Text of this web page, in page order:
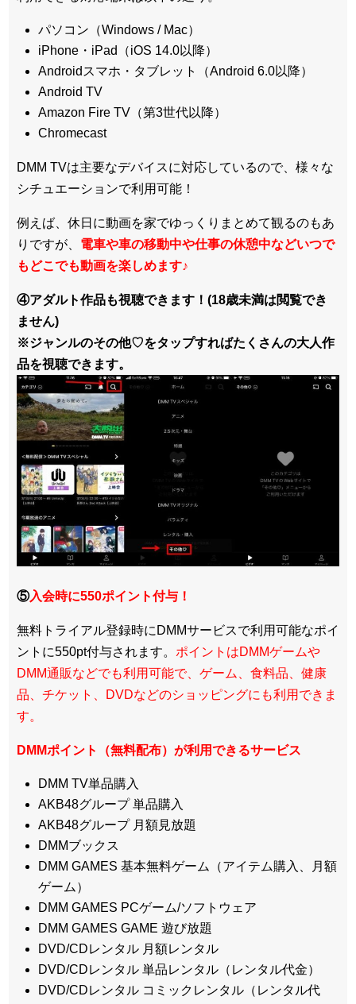
パソコン（Windows / Mac）
iPhone・iPad（iOS 14.0以降）
Androidスマホ・タブレット（Android 6.0以降）
Android TV
Amazon Fire TV（第3世代以降）
Chromecast
DMM TVは主要なデバイスに対応しているので、 様々な
シチュエーションで利用可能！
例えば、休日に動画を家でゆっくりまとめて観るのもあ
りですが、 電車や車の移動中や仕事の休憩中などいつで
もどこでも動画を楽しめます♪
④アダルト作品も視聴できます！(18歳未満は閲覧でき
ません)
※ジャンルのその他♡をタップすればたくさんの大人作
品を視聴できます。
⑤入会時に550ポイント付与！
無料トライアル登録時にDMMサービスで利用可能なポイ
ントに550pt付与されます。 ポイントはDMMゲームや
DMM通販などでも利用可能で、ゲーム、食料品、健康
品、チケット、DVDなどのショッピングにも利用できま
す。
DMMポイント（無料配布）が利用できるサービス
DMM TV単品購入
AKB48グループ 単品購入
AKB48グループ 月額見放題
DMMブックス
DMM GAMES 基本無料ゲーム（アイテム購入、月額
ゲーム）
DMM GAMES PCゲーム/ソフトウェア
DMM GAMES GAME 遊び放題
DVD/CDレンタル 月額レンタル
DVD/CDレンタル 単品レンタル（レンタル代金）
DVD/CDレンタル コミックレンタル（レンタル代